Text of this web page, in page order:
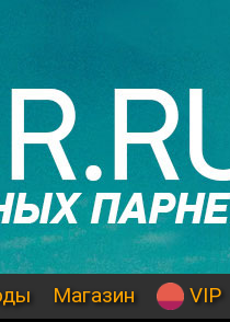
Магазин VIP